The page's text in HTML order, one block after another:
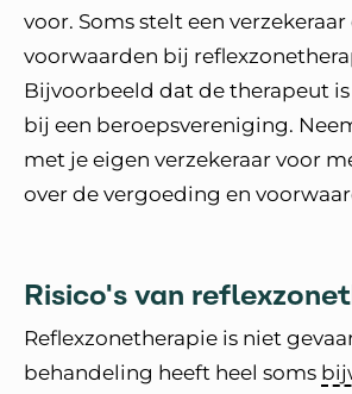
voor. Soms stelt een verzekeraar
voorwaarden bij
Bijvoorbeeld dat de therapeut
bij een beroepsvereniging.
met je eigen verzekeraar voor
over de vergoeding en
Risico's van
Reflexzonetherapie is niet
behandeling heeft heel soms